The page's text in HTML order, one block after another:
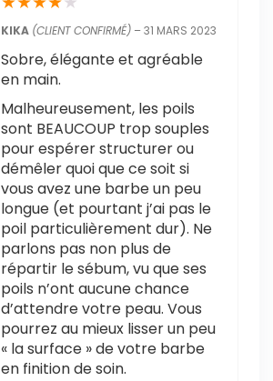
KIKA (CLIENT CONFIRMÉ) –31 MARS 2023
Sobre, élégante et agréable
en main.
Malheureusement, les poils
sont BEAUCOUP trop souples
pour espérer structurer ou
démêler quoi que ce soit si
vous avez une barbe un peu
longue (et pourtant j’ai pas le
poil particulièrement dur). Ne
parlons pas non plus de
répartir le sébum, vu que ses
poils n’ont aucune chance
d’attendre votre peau. Vous
pourrez au mieux lisser un peu
« la surface » de votre barbe
en finition de soin.